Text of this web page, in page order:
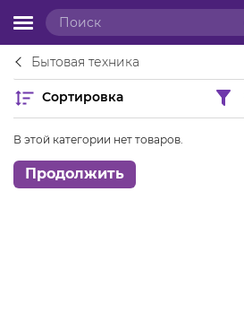
Бытовая техника
Сортировка
В этой категории нет товаров.
Продолжить